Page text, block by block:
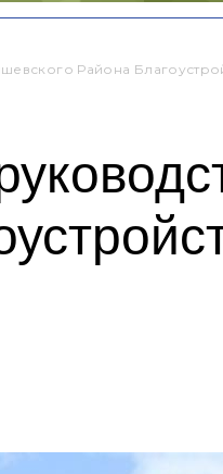
Района